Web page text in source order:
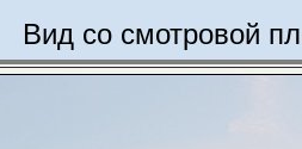
Вид со смотровой